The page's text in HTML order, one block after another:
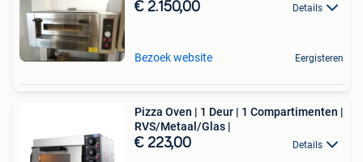
€ 2.150,00 Details
Bezoek website Eergisteren
Pizza Oven | 1 Deur | 1 Compartimenten |
RVS/Metaal/Glas |
€ 223,00 Details